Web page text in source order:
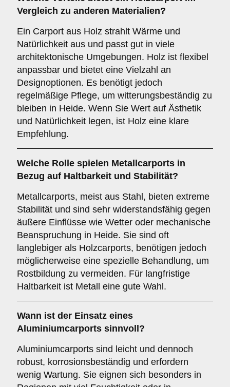
Vergleich zu anderen Materialien?
Ein Carport aus Holz strahlt Wärme und
Natürlichkeit aus und passt gut in viele
architektonische Umgebungen. Holz ist flexibel
anpassbar und bietet eine Vielzahl an
Designoptionen. Es benötigt jedoch
regelmäßige Pflege, um witterungsbeständig zu
bleiben in Heide. Wenn Sie Wert auf Ästhetik
und Natürlichkeit legen, ist Holz eine klare
Empfehlung.
Welche Rolle spielen Metallcarports in
Bezug auf Haltbarkeit und Stabilität?
Metallcarports, meist aus Stahl, bieten extreme
Stabilität und sind sehr widerstandsfähig gegen
äußere Einflüsse wie Wetter oder mechanische
Beanspruchung in Heide. Sie sind oft
langlebiger als Holzcarports, benötigen jedoch
möglicherweise eine spezielle Behandlung, um
Rostbildung zu vermeiden. Für langfristige
Haltbarkeit ist Metall eine gute Wahl.
Wann ist der Einsatz eines
Aluminiumcarports sinnvoll?
Aluminiumcarports sind leicht und dennoch
robust, korrosionsbeständig und erfordern
wenig Wartung. Sie eignen sich besonders in